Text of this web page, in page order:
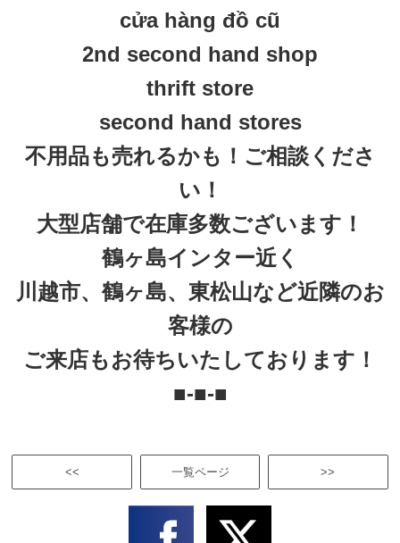
cửa hàng đồ cũ
2nd second hand shop
thrift store
second hand stores
不用品も売れるかも！ご相談くださ
い！
大型店舗で在庫多数ございます！
鶴ヶ島インター近く
川越市、鶴ヶ島、東松山など近隣のお
客様の
ご来店もお待ちいたしております！
■-■-■
<< >>
一覧ページ